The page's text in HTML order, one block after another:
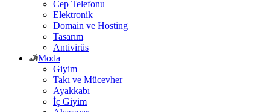
Cep Telefonu
Elektronik
Domain ve Hosting
Tasarım
Antivirüs
Moda
Giyim
Takı ve Mücevher
Ayakkabı
İç Giyim